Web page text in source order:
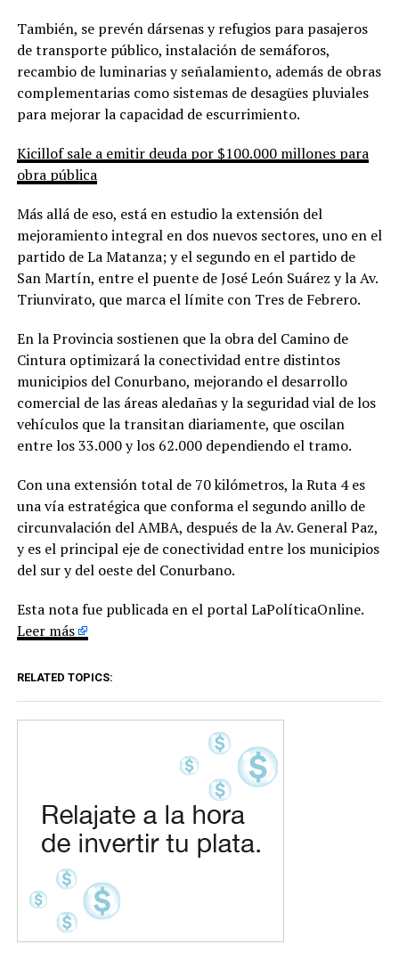
También, se prevén dársenas y refugios para pasajeros
de transporte público, instalación de semáforos,
recambio de luminarias y señalamiento, además de obras
complementarias como sistemas de desagües pluviales
para mejorar la capacidad de escurrimiento.
Kicillof sale a emitir deuda por $100.000 millones para
obra pública
Más allá de eso, está en estudio la extensión del
mejoramiento integral en dos nuevos sectores, uno en el
partido de La Matanza; y el segundo en el partido de
San Martín, entre el puente de José León Suárez y la Av.
Triunvirato, que marca el límite con Tres de Febrero.
En la Provincia sostienen que la obra del Camino de
Cintura optimizará la conectividad entre distintos
municipios del Conurbano, mejorando el desarrollo
comercial de las áreas aledañas y la seguridad vial de los
vehículos que la transitan diariamente, que oscilan
entre los 33.000 y los 62.000 dependiendo el tramo.
Con una extensión total de 70 kilómetros, la Ruta 4 es
una vía estratégica que conforma el segundo anillo de
circunvalación del AMBA, después de la Av. General Paz,
y es el principal eje de conectividad entre los municipios
del sur y del oeste del Conurbano.
Esta nota fue publicada en el portal LaPolíticaOnline.
Leer más
RELATED TOPICS: